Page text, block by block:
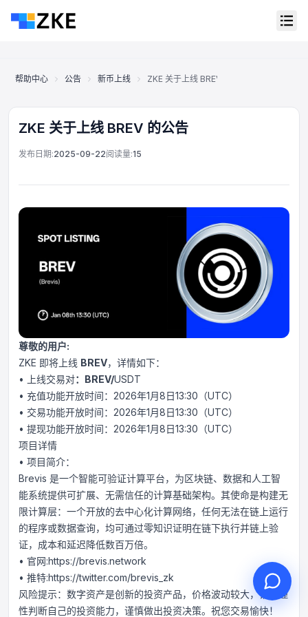
帮助中心 公告 新币上线 ZKE 关于上线 BREV 的公告
ZKE 关于上线 BREV 的公告
发布日期:2025-09-22阅读量:15
尊敬的用户:
ZKE 即将上线 BREV，详情如下：
• 上线交易对： BREV/USDT
• 充值功能开放时间：2026年1月8日13:30（UTC）
• 交易功能开放时间：2026年1月8日13:30（UTC）
• 提现功能开放时间：2026年1月8日13:30（UTC）
项目详情
• 项目简介：
Brevis 是一个智能可验证计算平台，为区块链、数据和人工智
能系统提供可扩展、无需信任的计算基础架构。其使命是构建无
限计算层：一个开放的去中心化计算网络，任何无法在链上运行
的程序或数据查询，均可通过零知识证明在链下执行并链上验
证，成本和延迟降低数百万倍。
• 官网:https://brevis.network
• 推特:https://twitter.com/brevis_zk
风险提示：数字资产是创新的投资产品，价格波动较大，请您理
性判断自己的投资能力，谨慎做出投资决策。祝您交易愉快！
您好，请问有什么可以帮您？
在线客服为您服务
发起在线咨询